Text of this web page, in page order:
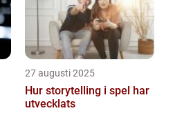
27 augusti 2025
Hur storytelling i spel har
utvecklats